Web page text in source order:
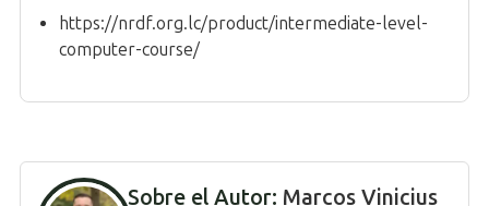
https://nrdf.org.lc/product/intermediate-level-
computer-course/
Sobre el Autor: Marcos Vinicius